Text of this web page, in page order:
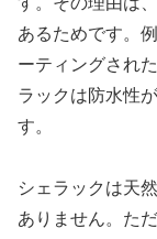
あるためです。
ーティングされ
ラックは防水性
す。
シェラックは天
ありません。た